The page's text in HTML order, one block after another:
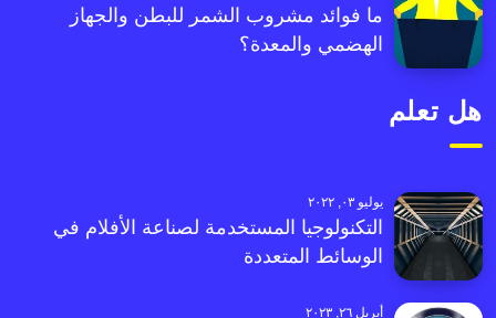
ما فوائد مشروب الشمر للبطن والجهاز
الهضمي والمعدة؟
هل تعلم
يوليو ٠٣, ٢٠٢٢
التكنولوجيا المستخدمة لصناعة الأفلام في
الوسائط المتعددة
أبريل ٢٦, ٢٠٢٣